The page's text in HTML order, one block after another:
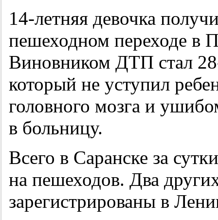
14-летняядевочка
пешеходном переходе в
Виновником ДТП стал
который не уступил
головного мозга и
в больницу.
Всего в Саранске за
на пешеходов. Два
зарегистрированы в